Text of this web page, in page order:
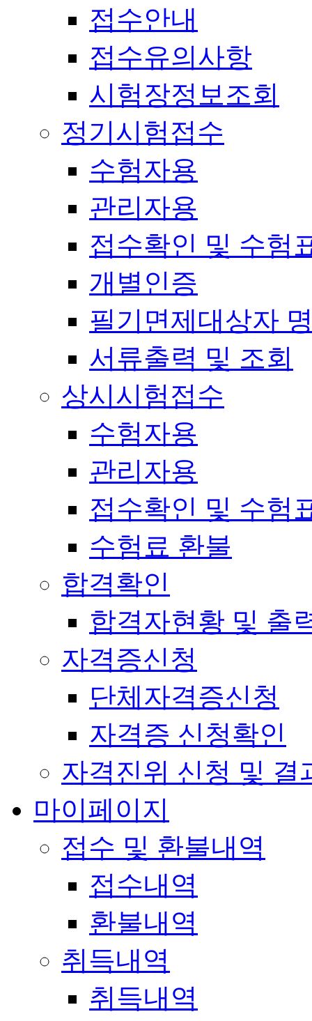
접수안내
접수유의사항
시험장정보조회
정기시험접수
수험자용
관리자용
접수확인 및 수험
개별인증
필기면제대상자
서류출력 및 조회
상시시험접수
수험자용
관리자용
접수확인 및 수험
수험료 환불
합격확인
합격자현황 및 출
자격증신청
단체자격증신청
자격증 신청확인
자격진위 신청 및 결
마이페이지
접수 및 환불내역
접수내역
환불내역
취득내역
취득내역